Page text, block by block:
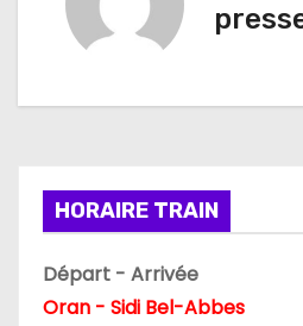
t
o
n
d
HORAIRE TRAIN
Départ - Arrivée
Oran - Sidi Bel-Abbes